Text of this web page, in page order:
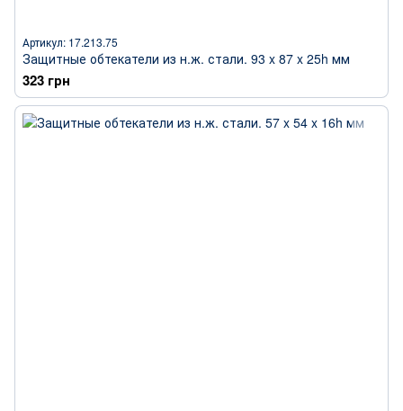
Артикул: 17.213.75
Защитные обтекатели из н.ж. стали. 93 x 87 x 25h мм
323 грн